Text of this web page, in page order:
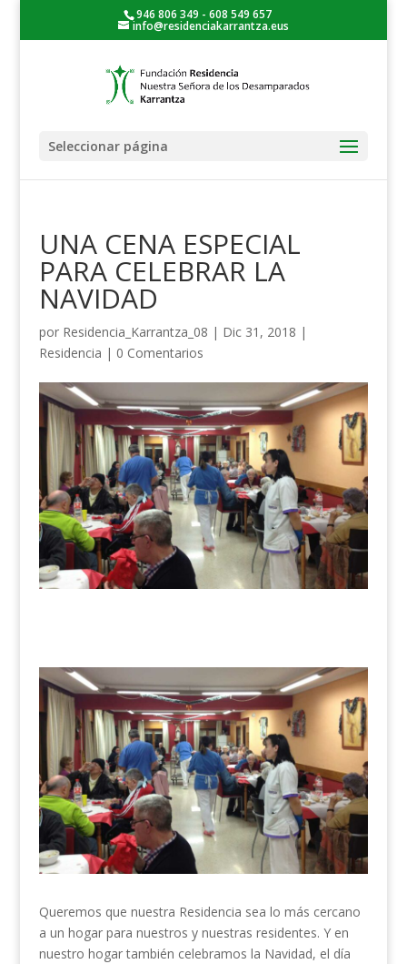
946 806 349 - 608 549 657
info@residenciakarrantza.eus
Seleccionar página
UNA CENA ESPECIAL
PARA CELEBRAR LA
NAVIDAD
por Residencia_Karrantza_08 | Dic 31, 2018 |
Residencia | 0 Comentarios
Queremos que nuestra Residencia sea lo más cercano
a un hogar para nuestros y nuestras residentes. Y en
nuestro hogar también celebramos la Navidad, el día